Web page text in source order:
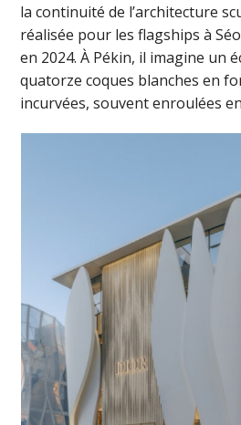
la continuité de l’architecture
réalisée pour les flagships à
en 2024. À Pékin, il imagine un
quatorze coques blanches en
incurvées, souvent enroulées